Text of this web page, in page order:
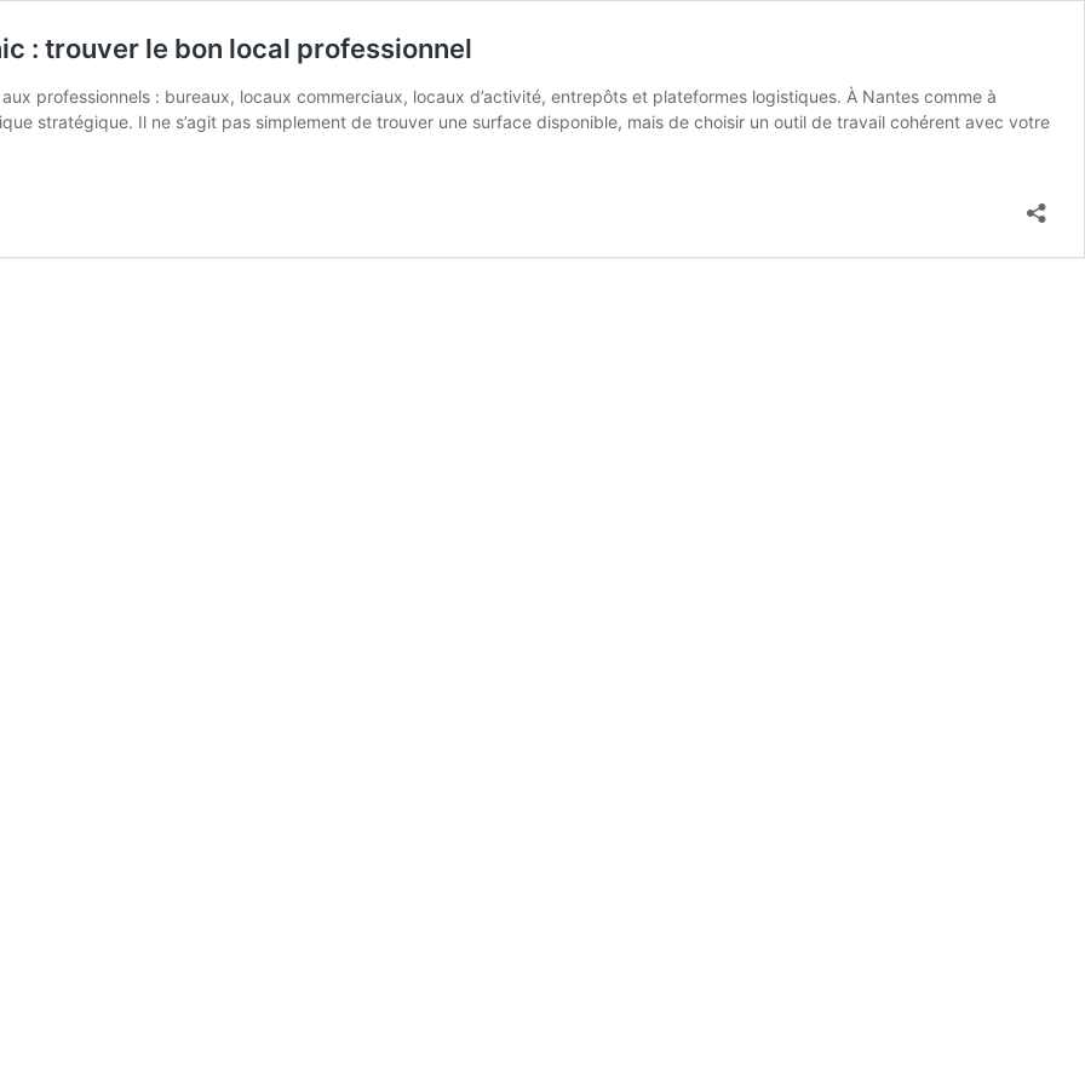
: trouver le bon local professionnel
aux professionnels : bureaux, locaux commerciaux, locaux d’activité, entrepôts et plateformes logistiques. À Nantes comme à
stratégique. Il ne s’agit pas simplement de trouver une surface disponible, mais de choisir un outil de travail cohérent avec votre